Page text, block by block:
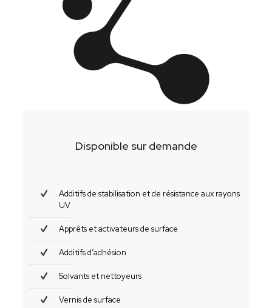
Disponible sur demande
Additifs de stabilisation et de résistance aux rayons
UV
Apprêts et activateurs de surface
Additifs d’adhésion
Solvants et nettoyeurs
Vernis de surface